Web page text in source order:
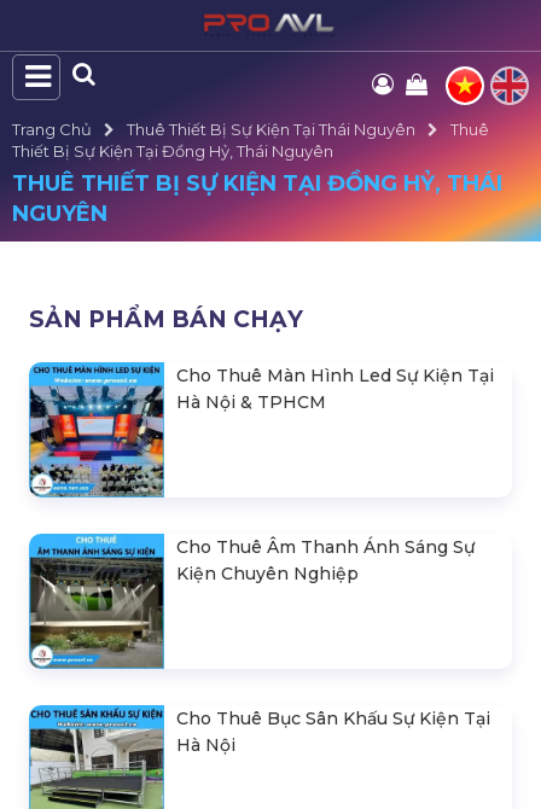
Trang Chủ Thuê Thiết Bị Sự Kiện Tại Thái Nguyên
Thuê
Thiết Bị Sự Kiện Tại Đồng Hỷ, Thái Nguyên
THUÊ THIẾT BỊ SỰ KIỆN TẠI ĐỒNG HỶ, THÁI
NGUYÊN
SẢN PHẨM BÁN CHẠY
Cho Thuê Màn Hình Led Sự Kiện Tại
Hà Nội & TPHCM
Cho Thuê Âm Thanh Ánh Sáng Sự
Kiện Chuyên Nghiệp
Cho Thuê Bục Sân Khấu Sự Kiện Tại
Hà Nội